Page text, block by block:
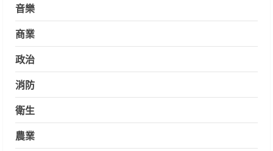
音樂
商業
政治
消防
衛生
農業